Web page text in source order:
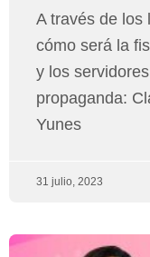
A través de los
cómo será la
y los
propaganda:
Yunes
31 julio, 2023